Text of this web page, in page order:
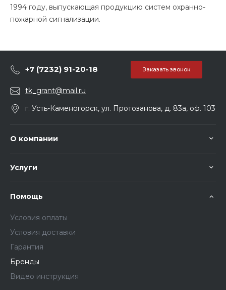
1994 году, выпускающая продукцию систем охранно-
пожарной сигнализации.
+7 (7232) 91-20-18 Заказать звонок
tk_grant@mail.ru
г. Усть-Каменогорск, ул. Протозанова, д. 83а, оф. 103
О компании
Услуги
Помощь
Условия оплаты
Условия доставки
Гарантия
Бренды
Видео инструкция